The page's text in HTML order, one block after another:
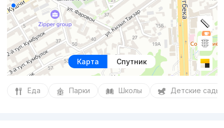
Карта Спутник
Еда Парки Школы Детские сады